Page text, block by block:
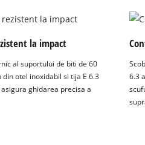
la impact
al suportului de biti de 60
din otel inoxidabil si tija E 6.3
ghidarea precisa a
6.3